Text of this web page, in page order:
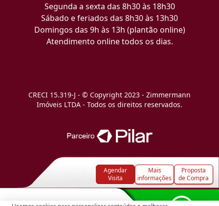
Agendar
Visita
Mais
informações
Proposta
de Compra
Segunda a sexta das 8h30 às 18h30
Sábado e feriados das 8h30 às 13h30
Domingos das 9h às 13h (plantão online)
Atendimento online todos os dias.
CRECI 15.319-J - © Copyright 2023 - Zimmermann
Imóveis LTDA - Todos os direitos reservados.